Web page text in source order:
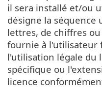
il sera installé et/ou
désigne la séquence
lettres, de chiffres
fournie à l'utilisateur
l'utilisation légale du
spécifique ou
licence